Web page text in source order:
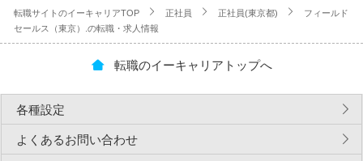
転職サイトのイーキャリアTOP 正社員 正社員(東京都)
フィールド
セールス（東京）.の転職・求人情報
転職のイーキャリアトップへ
各種設定
よくあるお問い合わせ